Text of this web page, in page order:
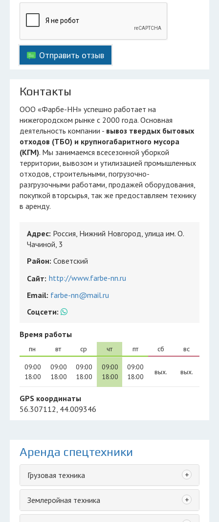
Отправить отзыв
Контакты
ООО «Фарбе-НН» успешно работает на
нижегородском рынке с 2000 года. Основная
деятельность компании - вывоз твердых бытовых
отходов (ТБО) и крупногабаритного мусора
(КГМ). Мы занимаемся всесезонной уборкой
территории, вывозом и утилизацией промышленных
отходов, строительными, погрузочно-
разгрузочными работами, продажей оборудования,
покупкой вторсырья, так же предоставляем технику
в аренду.
Адрес: Россия, Нижний Новгород, улица им. О.
Чачиной, 3
Район: Советский
Сайт: http://www.farbe-nn.ru
Email: farbe-nn@mail.ru
Соцсети:
Время работы
пн
09:00
18:00
вт
09:00
18:00
ср
09:00
18:00
чт
09:00
18:00
пт
09:00
18:00
сб
вых.
вс
вых.
GPS координаты
56.307112, 44.009346
Аренда спецтехники
Грузовая техника +
Землеройная техника +